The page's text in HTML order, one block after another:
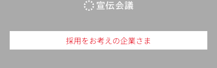
採用をお考えの企業さま